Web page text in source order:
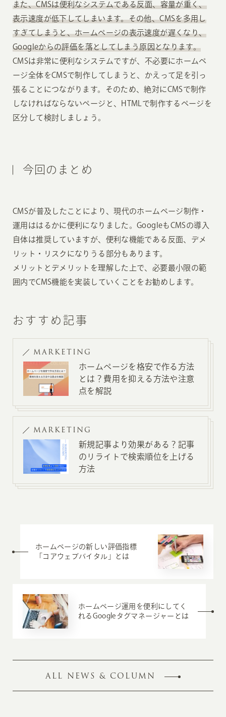
また、CMSは便利なシステムである反面、容量が重く、
表示速度が低下してしまいます。その他、CMSを多用し
すぎてしまうと、ホームページの表示速度が遅くなり、
Googleからの評価を落としてしまう原因となります。
CMSは非常に便利なシステムですが、不必要にホームペ
ージ全体をCMSで制作してしまうと、かえって足を引っ
張ることにつながります。そのため、絶対にCMSで制作
しなければならないページと、HTMLで制作するページを
区分して検討しましょう。
今回のまとめ
CMSが普及したことにより、現代のホームページ制作・
運用ははるかに便利になりました。GoogleもCMSの導入
自体は推奨していますが、便利な機能である反面、デメ
リット・リスクになりうる部分もあります。
メリットとデメリットを理解した上で、必要最小限の範
囲内でCMS機能を実装していくことをお勧めします。
おすすめ記事
MARKETING
ホームページを格安で作る方法
とは？費用を抑える方法や注意
点を解説
MARKETING
新規記事より効果がある？記事
のリライトで検索順位を上げる
方法
ホームページの新しい評価指標
「コアウェブバイタル」とは
ホームページ運用を便利にしてく
れるGoogleタグマネージャーとは
ALL NEWS & COLUMN